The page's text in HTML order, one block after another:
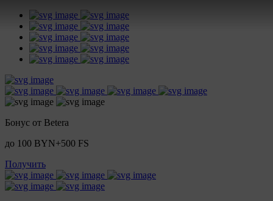
Бонус от Betera
до 100 BYN+500 FS
Получить